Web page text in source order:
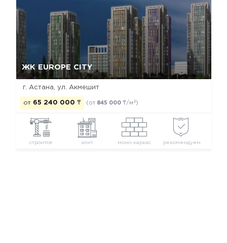
ЖК EUROPE CITY
г. Астана, ул. Акмешит
от 65 240 000 ₸ (от 845 000 ₸/м 2)
строится элит моно-каркас рекомендуем
Да, удалить Отмена